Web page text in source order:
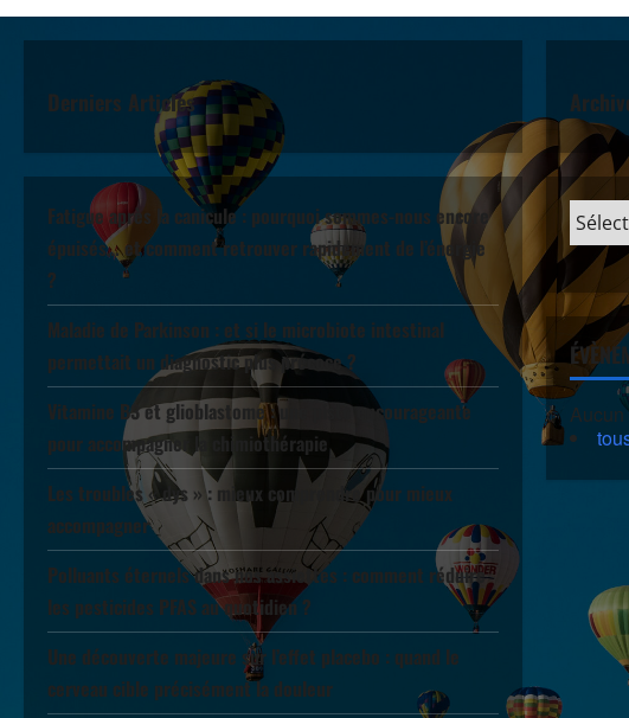
Derniers Articles
Fatigue après la canicule : pourquoi sommes-nous encore
épuisés… et comment retrouver rapidement de l’énergie
?
Maladie de Parkinson : et si le microbiote intestinal
permettait un diagnostic plus précoce ?
Vitamine B3 et glioblastome : une piste encourageante
pour accompagner la chimiothérapie
Les troubles « dys » : mieux comprendre pour mieux
accompagner
Polluants éternels dans nos assiettes : comment réduire
les pesticides PFAS au quotidien ?
Une découverte majeure sur l’effet placebo : quand le
cerveau cible précisément la douleur